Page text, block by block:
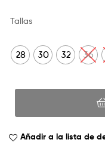
Tallas
28 30 32 36
Añadir a la lista de